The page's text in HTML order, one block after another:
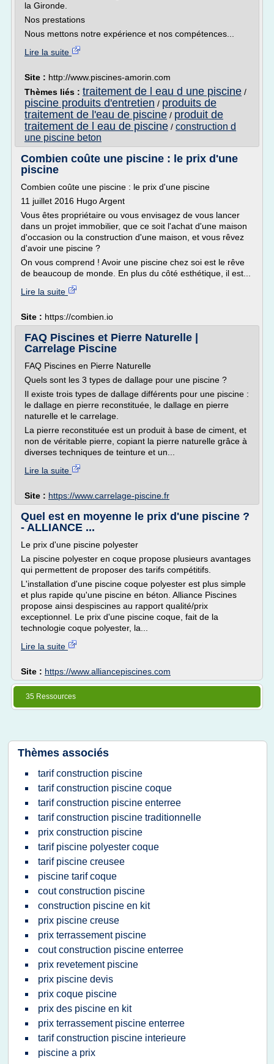
la Gironde.
Nos prestations
Nous mettons notre expérience et nos compétences...
Lire la suite
Site : http://www.piscines-amorin.com
Thèmes liés : traitement de l eau d une piscine /
piscine produits d'entretien / produits de
traitement de l'eau de piscine / produit de
traitement de l eau de piscine / construction d
une piscine beton
Combien coûte une piscine : le prix d'une
piscine
Combien coûte une piscine : le prix d'une piscine
11 juillet 2016 Hugo Argent
Vous êtes propriétaire ou vous envisagez de vous lancer
dans un projet immobilier, que ce soit l'achat d'une maison
d'occasion ou la construction d'une maison, et vous rêvez
d'avoir une piscine ?
On vous comprend ! Avoir une piscine chez soi est le rêve
de beaucoup de monde. En plus du côté esthétique, il est...
Lire la suite
Site : https://combien.io
FAQ Piscines et Pierre Naturelle |
Carrelage Piscine
FAQ Piscines en Pierre Naturelle
Quels sont les 3 types de dallage pour une piscine ?
Il existe trois types de dallage différents pour une piscine :
le dallage en pierre reconstituée, le dallage en pierre
naturelle et le carrelage.
La pierre reconstituée est un produit à base de ciment, et
non de véritable pierre, copiant la pierre naturelle grâce à
diverses techniques de teinture et un...
Lire la suite
Site : https://www.carrelage-piscine.fr
Quel est en moyenne le prix d'une piscine ?
- ALLIANCE ...
Le prix d'une piscine polyester
La piscine polyester en coque propose plusieurs avantages
qui permettent de proposer des tarifs compétitifs.
L'installation d'une piscine coque polyester est plus simple
et plus rapide qu'une piscine en béton. Alliance Piscines
propose ainsi despiscines au rapport qualité/prix
exceptionnel. Le prix d'une piscine coque, fait de la
technologie coque polyester, la...
Lire la suite
Site : https://www.alliancepiscines.com
35 Ressources
Thèmes associés
tarif construction piscine
tarif construction piscine coque
tarif construction piscine enterree
tarif construction piscine traditionnelle
prix construction piscine
tarif piscine polyester coque
tarif piscine creusee
piscine tarif coque
cout construction piscine
construction piscine en kit
prix piscine creuse
prix terrassement piscine
cout construction piscine enterree
prix revetement piscine
prix piscine devis
prix coque piscine
prix des piscine en kit
prix terrassement piscine enterree
tarif construction piscine interieure
piscine a prix